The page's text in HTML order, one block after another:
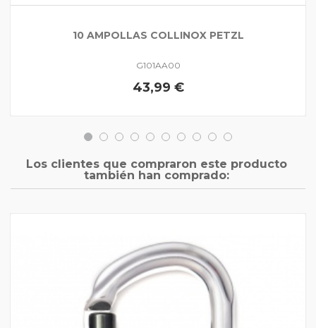
10 AMPOLLAS COLLINOX PETZL
G101AA00
43,99 €
Los clientes que compraron este producto
también han comprado: